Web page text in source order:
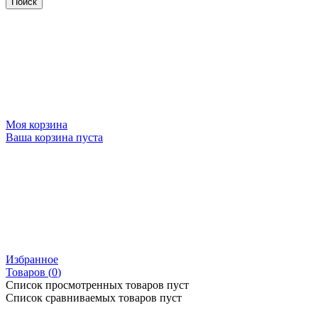
Моя корзина
Ваша корзина пуста
Избранное
Товаров (0)
Список просмотренных товаров пуст
Список сравниваемых товаров пуст